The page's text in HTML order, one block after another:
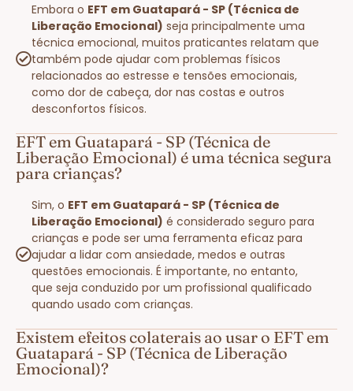
Embora o EFT em Guatapará - SP (Técnica de
Liberação Emocional) seja principalmente uma
técnica emocional, muitos praticantes relatam que
também pode ajudar com problemas físicos
relacionados ao estresse e tensões emocionais,
como dor de cabeça, dor nas costas e outros
desconfortos físicos.
EFT em Guatapará - SP (Técnica de
Liberação Emocional) é uma técnica segura
para crianças?
Sim, o EFT em Guatapará - SP (Técnica de
Liberação Emocional) é considerado seguro para
crianças e pode ser uma ferramenta eficaz para
ajudar a lidar com ansiedade, medos e outras
questões emocionais. É importante, no entanto,
que seja conduzido por um profissional qualificado
quando usado com crianças.
Existem efeitos colaterais ao usar o EFT em
Guatapará - SP (Técnica de Liberação
Emocional)?